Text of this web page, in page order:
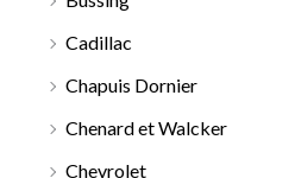
Cadillac
Chapuis Dornier
Chenard et Walcker
Chevrolet